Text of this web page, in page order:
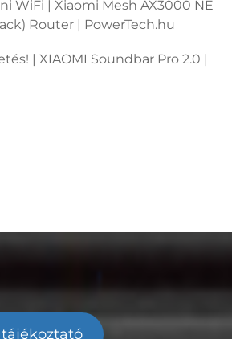
WiFi | Xiaomi Mesh AX3000 NE
Router | PowerTech.hu
| XIAOMI Soundbar Pro 2.0 |